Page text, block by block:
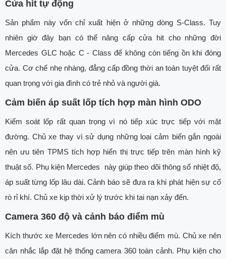
Cửa hit tự động
Sản phẩm này vốn chỉ xuất hiện ở những dòng S-Class. Tuy
nhiên giờ đây bạn có thể nâng cấp cửa hit cho những đời
Mercedes GLC hoặc C - Class để không còn tiếng ồn khi đóng
cửa. Cơ chế nhẹ nhàng, đẳng cấp đồng thời an toàn tuyệt đối rất
quan trọng với gia đình có trẻ nhỏ và người già.
Cảm biến áp suất lốp tích hợp màn hình ODO
Kiểm soát lốp rất quan trọng vì nó tiếp xúc trực tiếp với mặt
đường. Chủ xe thay vì sử dụng những loại cảm biến gắn ngoài
nên ưu tiên TPMS tích hợp hiển thị trực tiếp trên màn hình kỹ
thuật số. Phụ kiện Mercedes này giúp theo dõi thông số nhiệt độ,
áp suất từng lốp lâu dài. Cảnh báo sẽ đưa ra khi phát hiện sự cố
rò rỉ khí. Chủ xe kịp thời xử lý trước khi tai nạn xảy đến.
Camera 360 độ và cảnh báo điểm mù
Kích thước xe Mercedes lớn nên có nhiều điểm mù. Chủ xe nên
cân nhắc lắp đặt hệ thống camera 360 toàn cảnh. Phụ kiện cho